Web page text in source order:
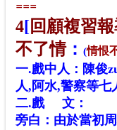
===
4[回顧複習
不了情： (情恨
一.戲中人：陳俊
人,阿水,警察等七
二.戲文：
旁白：由於當初